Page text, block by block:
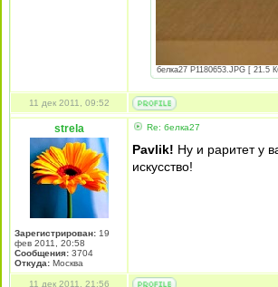
белка27 P1180653.JPG [ 21.5
11 дек 2011, 09:52
strela
Зарегистрирован: 19
фев 2011, 20:58
Сообщения: 3704
Откуда: Москва
Re: белка27
Рavlik! Ну и раритет у
искусство!
11 дек 2011, 21:56